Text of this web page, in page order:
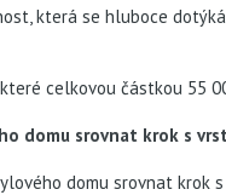
která se hluboce
celkovou částkou 55
domu srovnat krok s
domu srovnat krok